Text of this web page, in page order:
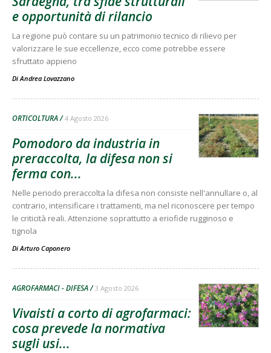
e opportunità di rilancio
La regione può contare su un patrimonio tecnico di rilievo per
valorizzare le sue eccellenze, ecco come potrebbe essere
sfruttato appieno
DiAndrea Lovazzano
ORTICOLTURA 4 Agosto 2026
Pomodoro da industria in
preraccolta, la difesa non si
ferma con...
Nelle periodo preraccolta la difesa non consiste nell'annullare o, al
contrario, intensificare i trattamenti, ma nel riconoscere per tempo
le criticità reali. Attenzione soprattutto a eriofide rugginoso e
tignola
DiArturo Caponero
AGROFARMACI - DIFESA 3 Agosto 2026
Vivaisti a corto di agrofarmaci:
cosa prevede la normativa
sugli usi...